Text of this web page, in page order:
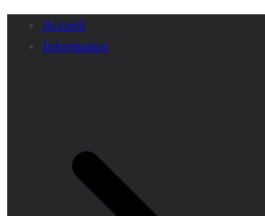
Accueil
Information